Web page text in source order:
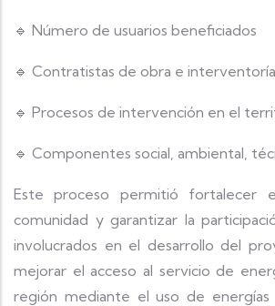
🔹 Número de usuarios beneficiados
🔹 Contratistas de obra e interventoría
🔹 Procesos de intervención en el
🔹 Componentes social, ambiental,
Este proceso permitió fortalecer
comunidad y garantizar la
involucrados en el desarrollo del
mejorar el acceso al servicio de
región mediante el uso de